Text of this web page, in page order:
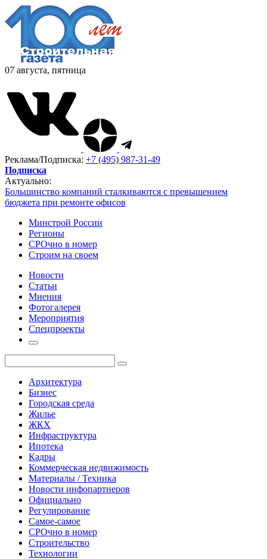
07 августа, пятница
Реклама/Подписка: +7 (495) 987-31-49
Подписка
Актуально:
Большинство компаний сталкиваются с превышением
бюджета при ремонте офисов
Минстрой России
Регионы
СРОчно в номер
Строим на своем
Новости
Статьи
Мнения
Фотогалерея
Мероприятия
Спецпроекты
Архитектура
Бизнес
Городская среда
Жилье
ЖКХ
Инфраструктура
Ипотека
Кадры
Коммерческая недвижимость
Материалы / Техника
Новости инфопартнеров
Официально
Регулирование
Самое-самое
СРОчно в номер
Строительство
Технологии